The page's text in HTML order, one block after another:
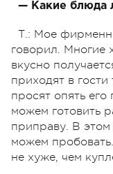
— Какие блюда
Т.: Мое
говорил. Многие
вкусно
приходят в
просят опять
можем готовить
приправу. В
можем
не хуже, чем